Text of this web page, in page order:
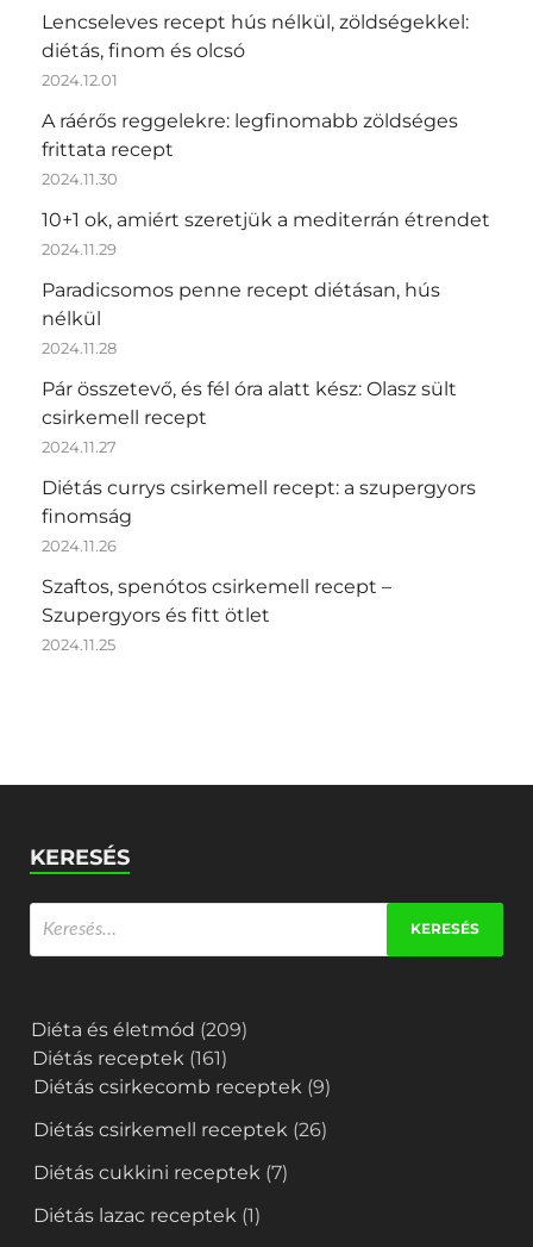
Lencseleves recept hús nélkül, zöldségekkel:
diétás, finom és olcsó
2024.12.01
A ráérős reggelekre: legfinomabb zöldséges
frittata recept
2024.11.30
10+1 ok, amiért szeretjük a mediterrán étrendet
2024.11.29
Paradicsomos penne recept diétásan, hús
nélkül
2024.11.28
Pár összetevő, és fél óra alatt kész: Olasz sült
csirkemell recept
2024.11.27
Diétás currys csirkemell recept: a szupergyors
finomság
2024.11.26
Szaftos, spenótos csirkemell recept –
Szupergyors és fitt ötlet
2024.11.25
KERESÉS
Diéta és életmód (209)
Diétás receptek (161)
Diétás csirkecomb receptek (9)
Diétás csirkemell receptek (26)
Diétás cukkini receptek (7)
Diétás lazac receptek (1)